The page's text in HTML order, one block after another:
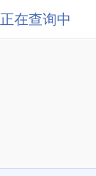
正在查询中